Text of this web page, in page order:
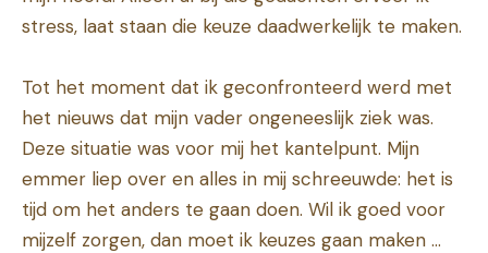
stress, laat staan die keuze daadwerkelijk te maken.
Tot het moment dat ik geconfronteerd werd met
het nieuws dat mijn vader ongeneeslijk ziek was.
Deze situatie was voor mij het kantelpunt. Mijn
emmer liep over en alles in mij schreeuwde: het is
tijd om het anders te gaan doen. Wil ik goed voor
mijzelf zorgen, dan moet ik keuzes gaan maken …